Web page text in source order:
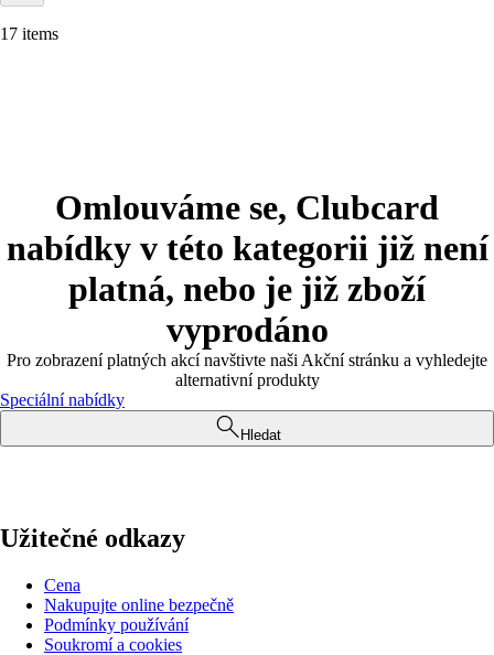
17 items
Omlouváme se, Clubcard
nabídky v této kategorii již není
platná, nebo je již zboží
vyprodáno
Pro zobrazení platných akcí navštivte naši Akční stránku a vyhledejte
alternativní produkty
Speciální nabídky
Hledat
Užitečné odkazy
Cena
Nakupujte online bezpečně
Podmínky používání
Soukromí a cookies